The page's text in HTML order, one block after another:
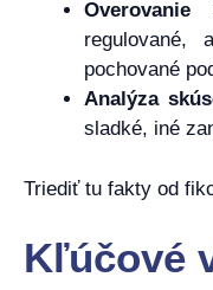
Overovanie
pochované
Analýza
sladké, iné
Triediť tu fakty od
Kľúčové